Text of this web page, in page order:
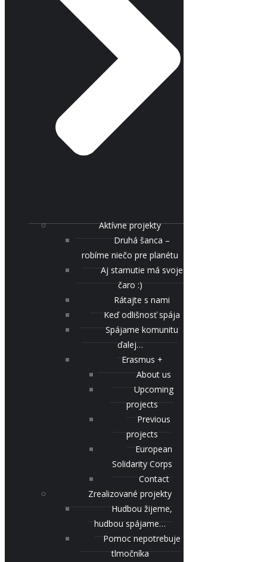
Aktívne projekty
Druhá šanca –
robíme niečo pre planétu
Aj starnutie má svoje
čaro :)
Rátajte s nami
Keď odlišnosť spája
Spájame komunitu
ďalej…
Erasmus +
About us
Upcoming
projects
Previous
projects
European
Solidarity Corps
Contact
Zrealizované projekty
Hudbou žijeme,
hudbou spájame…
Pomoc nepotrebuje
tlmočníka